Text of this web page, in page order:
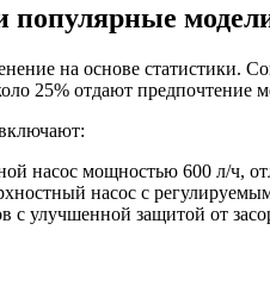
популярные
на основе статистики.
25% отдают
насос мощностью 600 л/ч,
насос с
с улучшенной защитой от